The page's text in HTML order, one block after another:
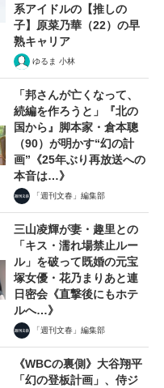
系アイドルの【推しの
子】原菜乃華（22）の早
熟キャリア
ゆるま 小林
「邦さんが亡くなって、
続編を作ろうと」『北の
国から』脚本家・倉本聰
（90）が明かす“幻の計
画”《25年ぶり再放送への
本音は…》
「週刊文春」編集部
三山凌輝が妻・趣里との
「キス・濡れ場禁止ルー
ル」を破って既婚の元宝
塚女優・花乃まりあと連
日密会《直撃後にもホテ
ルへ…》
「週刊文春」編集部
《WBCの裏側》大谷翔平
「幻の登板計画」、侍ジ